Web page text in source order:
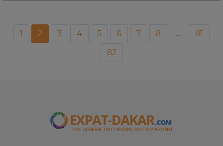
1 2 3 4 5 6 7 8 ...
81
82